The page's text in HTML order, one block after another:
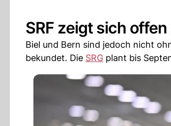
SRF zeigt sich
Biel und Bern sind jedoch nicht
bekundet. Die SRG plant bis